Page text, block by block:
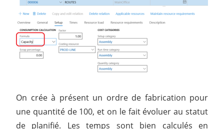
On crée à présent un ordre de fabrication pour
une quantité de 100, et on le fait évoluer au statut
de planifié. Les temps sont bien calculés en